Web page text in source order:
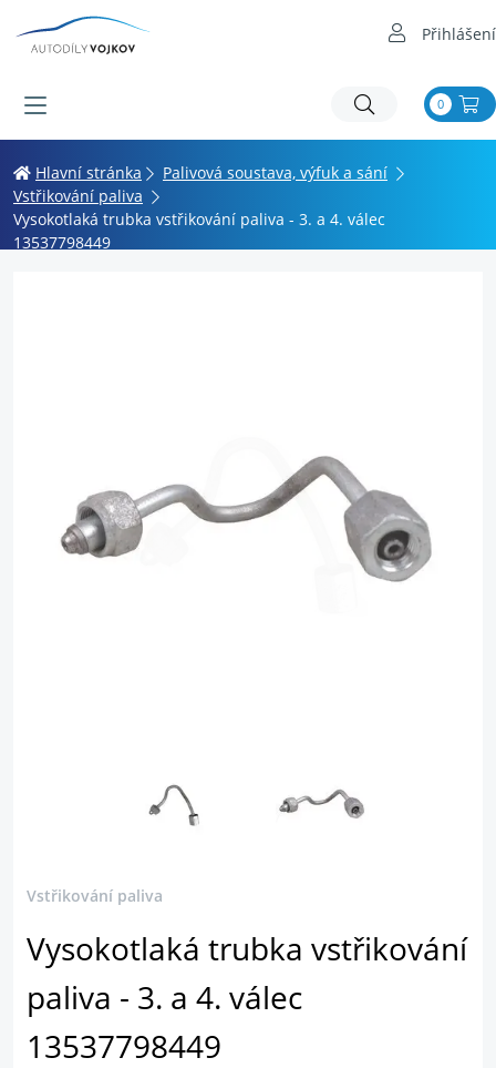
Přihlášení
0
Hlavní stránka
Palivová soustava, výfuk a sání
Vstřikování paliva
Vysokotlaká trubka vstřikování paliva - 3. a 4. válec
13537798449
Vstřikování paliva
Vysokotlaká trubka vstřikování
paliva - 3. a 4. válec
13537798449